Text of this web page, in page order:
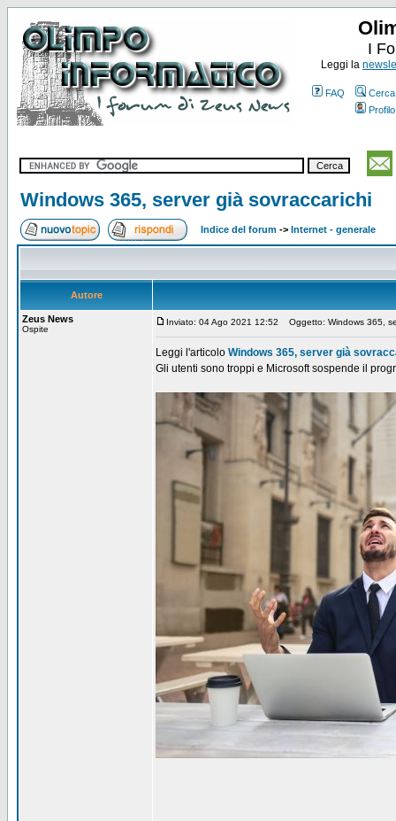
I
Leggi la
FAQ
Cerca
Profilo
Windows 365, server già sovraccarichi
Indice del forum -> Internet - generale
Autore
Zeus News
Ospite
Inviato: 04 Ago 2021 12:52 Oggetto: Windows 365,
Leggi l'articolo Windows 365, server già
Gli utenti sono troppi e Microsoft sospende il